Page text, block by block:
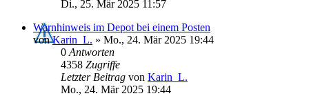
Di., 25. Mär 2025 11:57
Warnhinweis im Depot bei einem Posten
vonKarin_L. » Mo., 24. Mär 2025 19:44
0 Antworten
4358 Zugriffe
Letzter Beitrag von Karin_L.
Mo., 24. Mär 2025 19:44